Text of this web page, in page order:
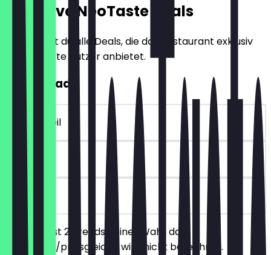
Exklusive NeoTaste Deals
Hier findest du alle Deals, die das Restaurant exklusiv
für NeoTaste Nutzer anbietet.
2für1 Bread
~9 € Vorteil
90 Tage
vor Ort
Du bestellst 2 Breads deiner Wahl, das
günstigere/preisgleiche wird nicht berechnet.